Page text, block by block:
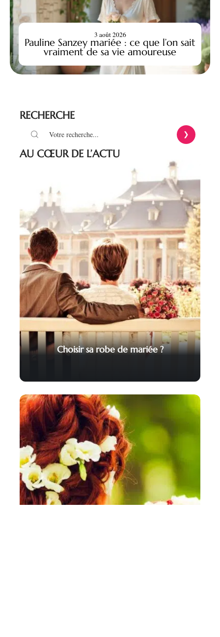
Pauline Sanzey mariée : ce que l’on sait
vraiment de sa vie amoureuse
3 août 2026
RECHERCHE
AU CŒUR DE L’ACTU
Choisir sa robe de mariée ?